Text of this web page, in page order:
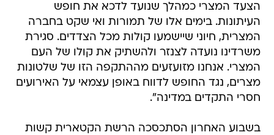
הצעד המצרי כמהלך שנועד לדכא את חופש
העיתונות. בימים אלו של תמורות ואי שקט בחברה
המצרית, חיוני שיישמעו קולות מכל הצדדים. סגירת
משרדינו נועדה לצנזר ולהשתיק את קולו של העם
המצרי. אנחנו מזועזעים מההתקפה הזו של שלטונות
מצרים, נגד החופש לדווח באופן עצמאי על האירועים
חסרי התקדים במדינה".
בשבוע האחרון הסתכסכה הרשת הקטארית קשות